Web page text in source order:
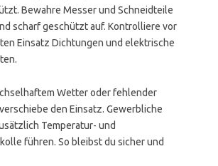
Bewahre Messer und Schneidteile
scharf geschützt auf. Kontrolliere vor
Einsatz Dichtungen und elektrische
Wetter oder fehlender
den Einsatz. Gewerbliche
Temperatur- und
führen. So bleibst du sicher und